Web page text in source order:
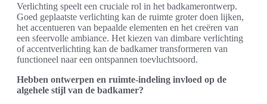
Verlichting speelt een cruciale rol in het badkamerontwerp.
Goed geplaatste verlichting kan de ruimte groter doen lijken,
het accentueren van bepaalde elementen en het creëren van
een sfeervolle ambiance. Het kiezen van dimbare verlichting
of accentverlichting kan de badkamer transformeren van
functioneel naar een ontspannen toevluchtsoord.
Hebben ontwerpen en ruimte-indeling invloed op de
algehele stijl van de badkamer?